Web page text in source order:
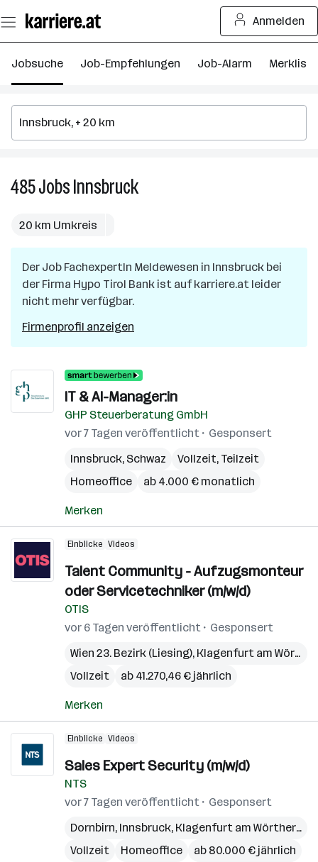
Seiteninhalt
springen
Anmelden
Jobsuche Job-Empfehlungen Job-Alarm Merkliste
485JobsInnsbruck485
20 km Umkreis
Der Job FachexpertIn Meldewesen in Innsbruck bei
der Firma Hypo Tirol Bank ist auf karriere.at leider
nicht mehr verfügbar.
Firmenprofil anzeigen
IT & AI-Manager:in
GHP Steuerberatung GmbH
vor 7 Tagen veröffentlicht
Gesponsert
Innsbruck, Schwaz
Vollzeit, Teilzeit
Homeoffice
ab 4.000 € monatlich
Merken
Einblicke Videos
Talent Community - Aufzugsmonteur
oder Servicetechniker (m/w/d)
OTIS
vor 6 Tagen veröffentlicht
Gesponsert
Wien 23. Bezirk (Liesing), Klagenfurt am Wörthersee
Vollzeit
ab 41.270,46 € jährlich
Merken
Einblicke Videos
Sales Expert Security (m/w/d)
NTS
vor 7 Tagen veröffentlicht
Gesponsert
Dornbirn, Innsbruck, Klagenfurt am Wörthersee
Vollzeit
Homeoffice ab 80.000 € jährlich